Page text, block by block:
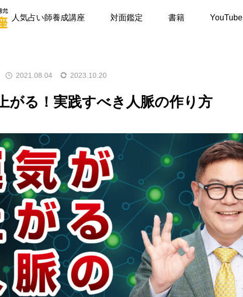
人気占い師養成講座 対面鑑定 書籍 YouTube
開運法 運気が上がる！実践すべき人脈の作り方
2021.08.04 2023.10.20
がる！実践すべき人脈の作り方